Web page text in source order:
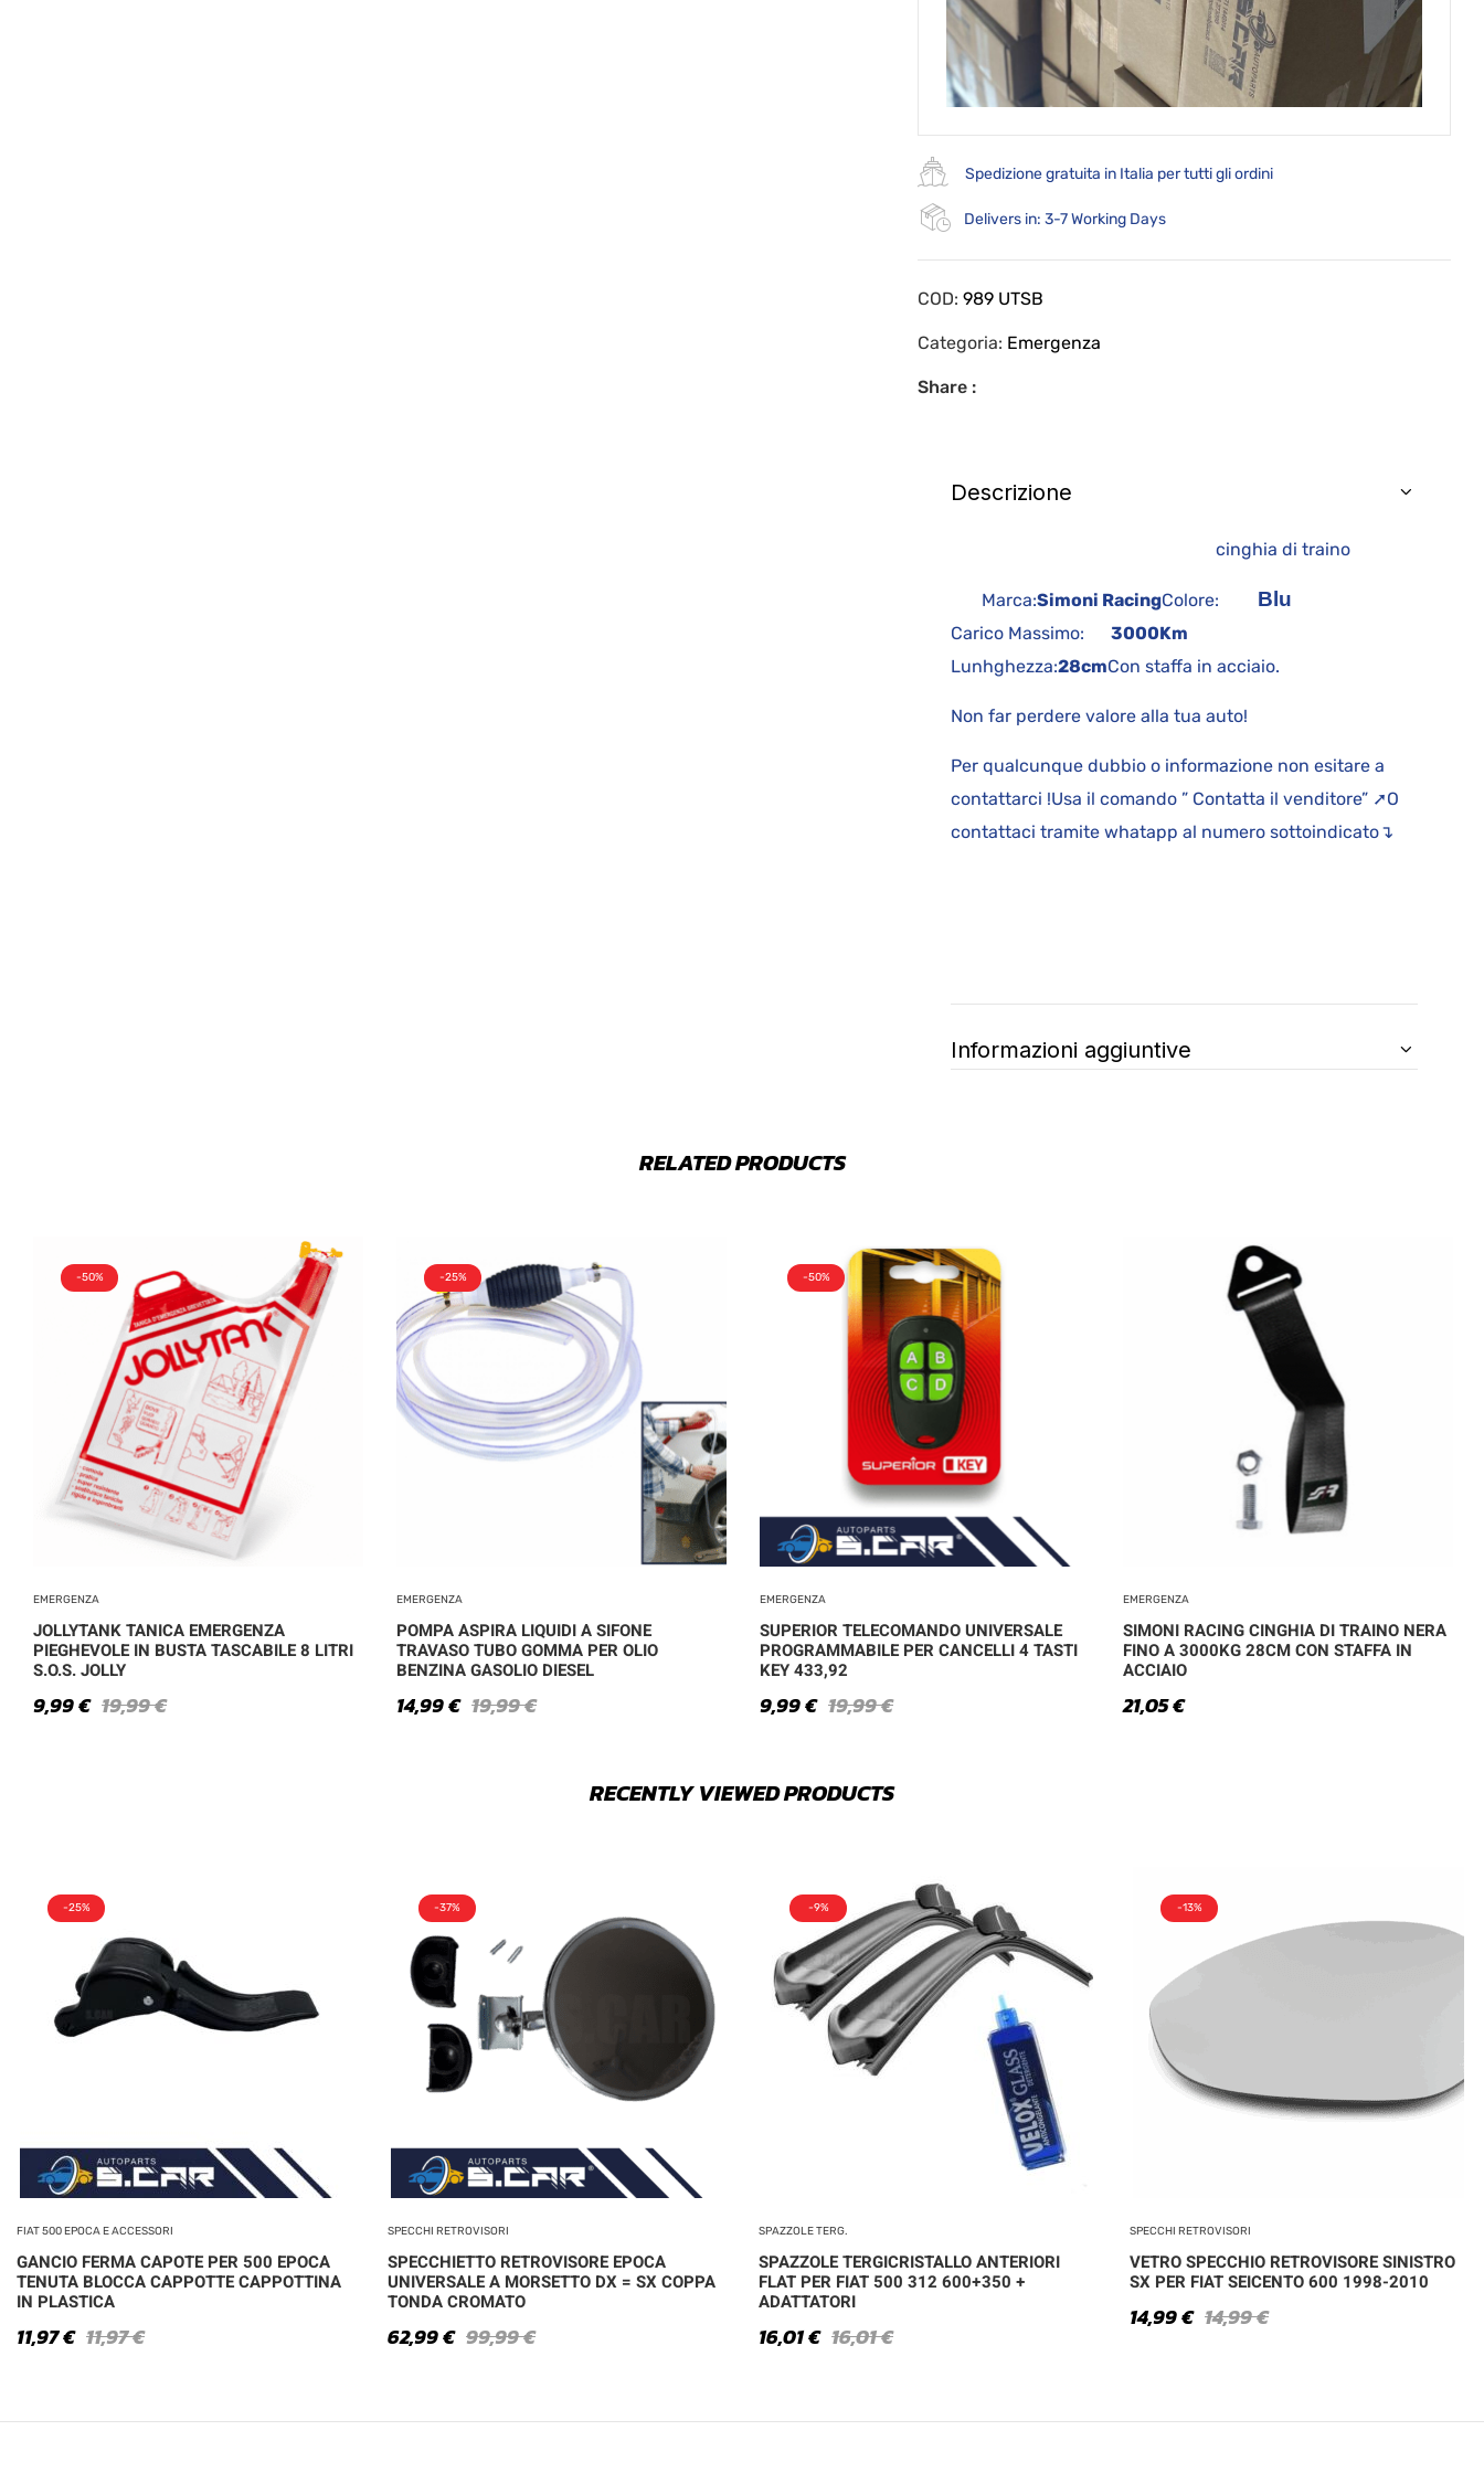
Spedizione gratuita in Italia per tutti gli ordini
Delivers in: 3-7 Working Days
COD:989 UTSB
Categoria: Emergenza
Share :
Descrizione
cinghia di traino
Marca:Simoni RacingColore: Blu
Carico Massimo: 3000Km
Lunhghezza:28cmCon staffa in acciaio.
Non far perdere valore alla tua auto!
Per qualcunque dubbio o informazione non esitare a
contattarci !Usa il comando ” Contatta il venditore” ➚O
contattaci tramite whatapp al numero sottoindicato↴
Informazioni aggiuntive
RELATED PRODUCTS
-50%
EMERGENZA
JOLLYTANK TANICA EMERGENZA
PIEGHEVOLE IN BUSTA TASCABILE 8 LITRI
S.O.S. JOLLY
19,99€
9,99€
-25%
EMERGENZA
POMPA ASPIRA LIQUIDI A SIFONE
TRAVASO TUBO GOMMA PER OLIO
BENZINA GASOLIO DIESEL
19,99€
14,99€
-50%
EMERGENZA
SUPERIOR TELECOMANDO UNIVERSALE
PROGRAMMABILE PER CANCELLI 4 TASTI
KEY 433,92
19,99€
9,99€
EMERGENZA
SIMONI RACING CINGHIA DI TRAINO NERA
FINO A 3000KG 28CM CON STAFFA IN
ACCIAIO
21,05€
RECENTLY VIEWED PRODUCTS
-25%
FIAT 500 EPOCA E ACCESSORI
GANCIO FERMA CAPOTE PER 500 EPOCA
TENUTA BLOCCA CAPPOTTE CAPPOTTINA
IN PLASTICA
11,97€
11,97€
-37%
SPECCHI RETROVISORI
SPECCHIETTO RETROVISORE EPOCA
UNIVERSALE A MORSETTO DX = SX COPPA
TONDA CROMATO
99,99€
62,99€
-9%
SPAZZOLE TERG.
SPAZZOLE TERGICRISTALLO ANTERIORI
FLAT PER FIAT 500 312 600+350 +
ADATTATORI
16,01€
16,01€
-13%
SPECCHI RETROVISORI
VETRO SPECCHIO RETROVISORE SINISTRO
SX PER FIAT SEICENTO 600 1998-2010
14,99€
14,99€